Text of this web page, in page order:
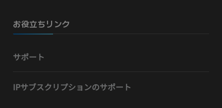
お役立ちリンク
サポート
IPサブスクリプションのサポート